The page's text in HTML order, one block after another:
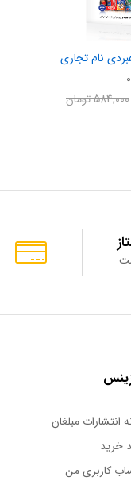
نام تجاری
584,000تومان
انتشارات مبلغان
خرید
کاربری من